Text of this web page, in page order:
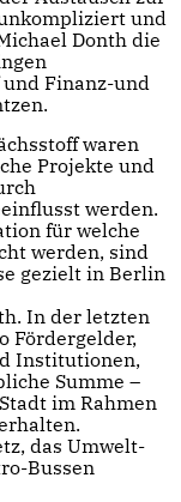
und
Donth die
Finanz-und
waren
Projekte und
werden.
für welche
werden, sind
gezielt in Berlin
In der letzten
Fördergelder,
Institutionen,
Summe –
im Rahmen
das Umwelt-
Bussen